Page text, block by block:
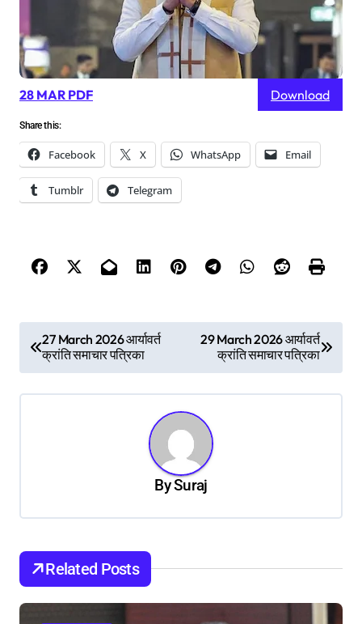
28 MAR PDF Download
Share this:
Facebook X WhatsApp Email
Tumblr Telegram
s
i
g
t
27 March 2026 आर्यावर्त
क्रांति समाचार पत्रिका
29 March 2026 आर्यावर्त
क्रांति समाचार पत्रिका
BySuraj
Related Posts